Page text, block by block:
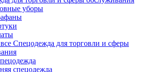
уборы
Спецодежда для торговли и сферы
спецодежда